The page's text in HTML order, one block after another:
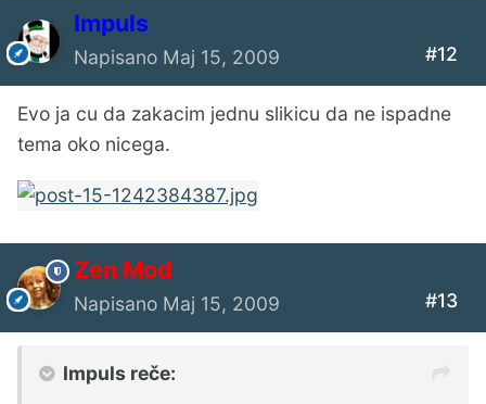
Impuls
Napisano Maj 15, 2009 #12
Evo ja cu da zakacim jednu slikicu da ne ispadne
tema oko nicega.
Zen Mod
Napisano Maj 15, 2009 #13
Impuls reče: